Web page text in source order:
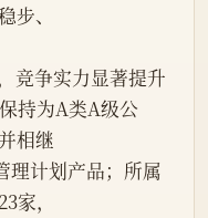
、
，竞争实力显著提升
持为A类A级公
相继
理计划产品；所属
家，